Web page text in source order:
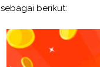
sebagai berikut: